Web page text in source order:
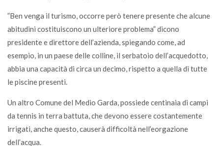
”Ben venga il turismo, occorre però tenere presente che alcune
abitudini costituiscono un ulteriore problema” dicono
presidente e direttore dell’azienda, spiegando come, ad
esempio, in un paese delle colline, il serbatoio dell’acquedotto,
abbia una capacità di circa un decimo, rispetto a quella di tutte
le piscine presenti.
Un altro Comune del Medio Garda, possiede centinaia di campi
da tennis in terra battuta, che devono essere costantemente
irrigati, anche questo, causerà difficoltà nell’eorgazione
dell’acqua.